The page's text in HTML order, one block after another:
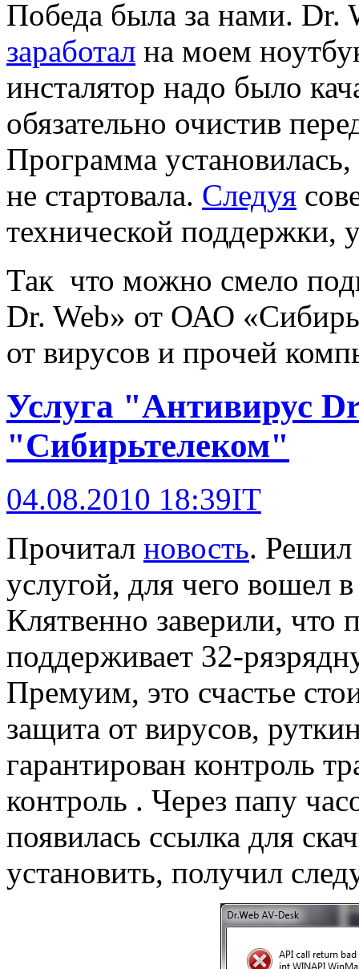
Победа была за нами. Dr.
заработал на моем
инсталятор надо было
обязательно очистив
Программа
не стартовала. Следуя
технической поддержки,
Так что можно смело
Dr. Web» от ОАО
от вирусов и прочей
Услуга "Антивирус
"Сибирьтелеком"
04.08.2010 18:39IT
Прочитал новость. Решил
услугой, для чего вошел
Клятвенно заверили, что
поддерживает 32-
Премуим, это счастье
защита от вирусов,
гарантирован контроль
контроль . Через папу
появилась ссылка для
установить, получил